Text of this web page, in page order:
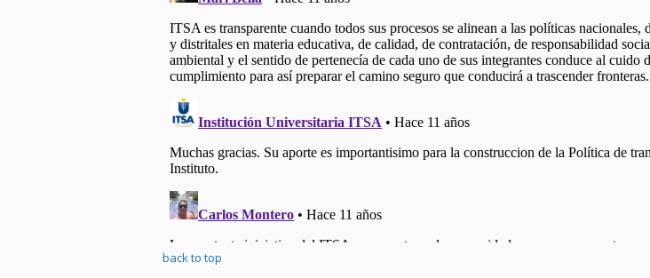
back to top